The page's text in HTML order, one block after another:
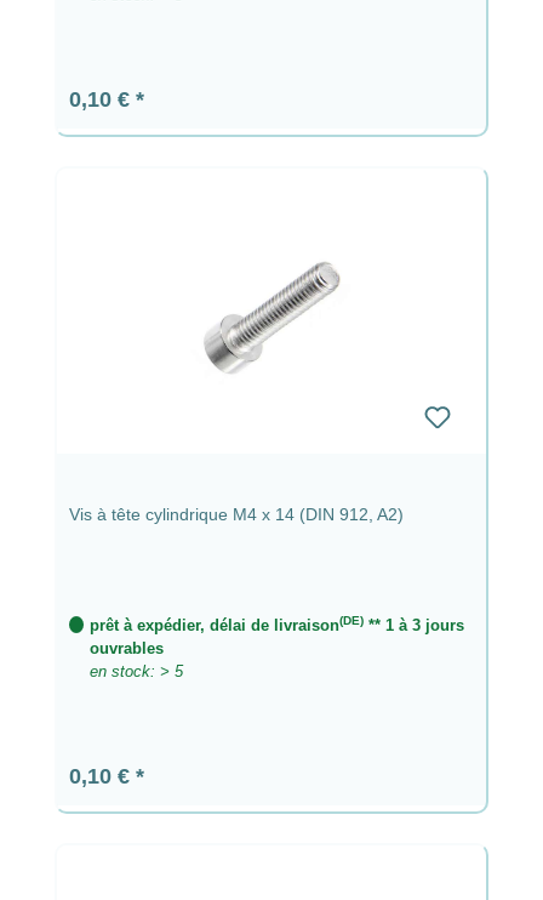
Prix régulier :
0,10 €
Vis à tête cylindrique M4 x 14 (DIN 912, A2)
prêt à expédier, délai de livraison(DE)** 1 à 3 jours
ouvrables
en stock: > 5
Prix régulier :
0,10 €